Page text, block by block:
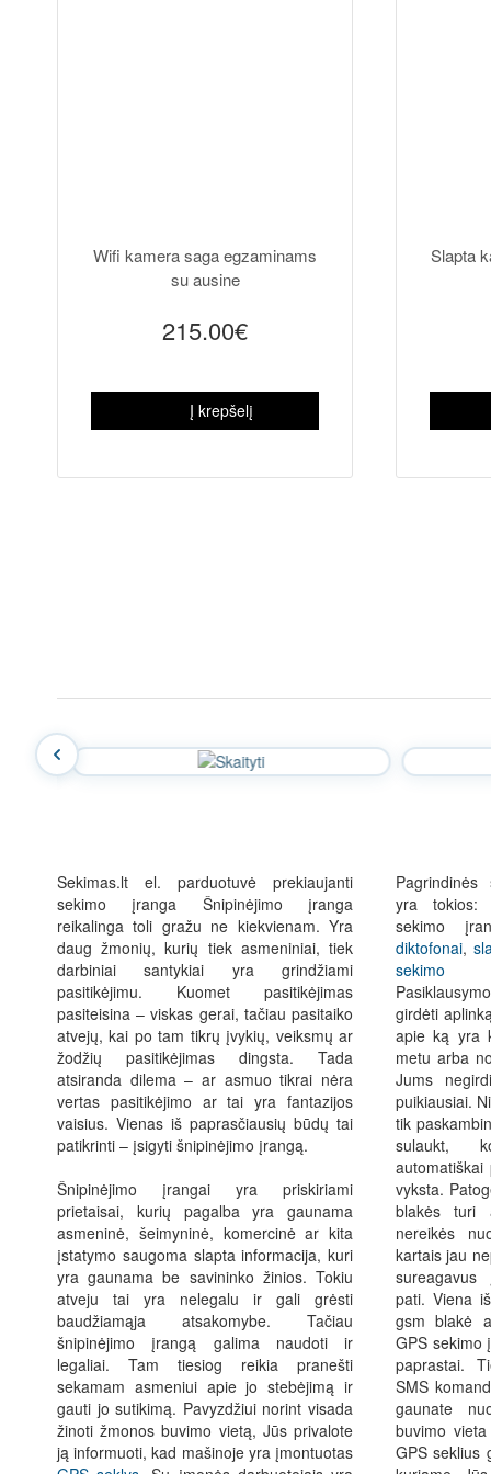
Wifi kamera saga egzaminams
su ausine
215.00€
Į krepšelį
Slapta
Sekimas.lt el. parduotuvė prekiaujanti
sekimo įranga Šnipinėjimo įranga
reikalinga toli gražu ne kiekvienam. Yra
daug žmonių, kurių tiek asmeniniai, tiek
darbiniai santykiai yra grindžiami
pasitikėjimu. Kuomet pasitikėjimas
pasiteisina – viskas gerai, tačiau pasitaiko
atvejų, kai po tam tikrų įvykių, veiksmų ar
žodžių pasitikėjimas dingsta. Tada
atsiranda dilema – ar asmuo tikrai nėra
vertas pasitikėjimo ar tai yra fantazijos
vaisius. Vienas iš paprasčiausių būdų tai
patikrinti – įsigyti šnipinėjimo įrangą.
Šnipinėjimo įrangai yra priskiriami
prietaisai, kurių pagalba yra gaunama
asmeninė, šeimyninė, komercinė ar kita
įstatymo saugoma slapta informacija, kuri
yra gaunama be savininko žinios. Tokiu
atveju tai yra nelegalu ir gali grėsti
baudžiamąja atsakomybe. Tačiau
šnipinėjimo įrangą galima naudoti ir
legaliai. Tam tiesiog reikia pranešti
sekamam asmeniui apie jo stebėjimą ir
gauti jo sutikimą. Pavyzdžiui norint visada
žinoti žmonos buvimo vietą, Jūs privalote
ją informuoti, kad mašinoje yra įmontuotas
yra tokios:
sekimo
diktofonai,
sekimo
girdėti
apie ką yra
metu arba
Jums
puikiausiai.
tik
sulaukt,
vyksta.
blakės turi
nereikės
kartais jau
pati. Viena
gsm blakė
GPS sekimo
paprastai.
SMS
gaunate
buvimo
GPS seklius